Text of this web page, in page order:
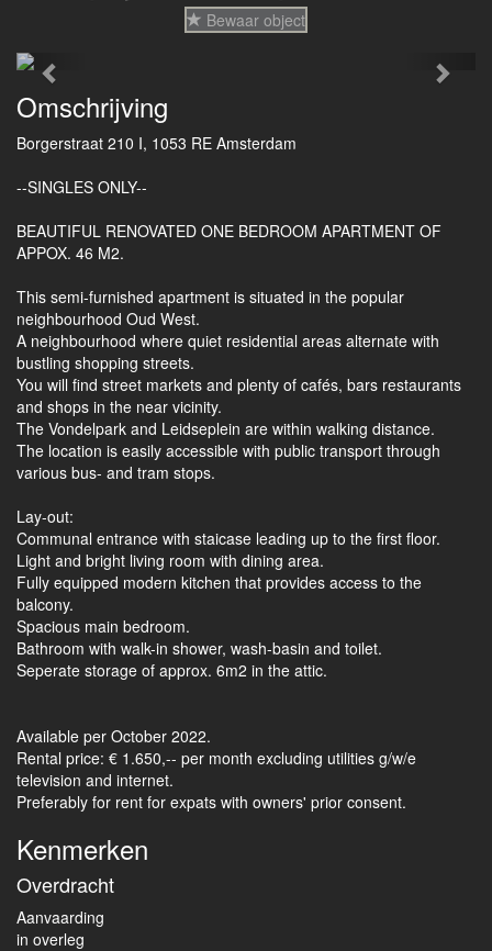
Bewaar object
Previous Next
Omschrijving
Borgerstraat 210 I, 1053 RE Amsterdam
--SINGLES ONLY--
BEAUTIFUL RENOVATED ONE BEDROOM APARTMENT OF
APPOX. 46 M2.
This semi-furnished apartment is situated in the popular
neighbourhood Oud West.
A neighbourhood where quiet residential areas alternate with
bustling shopping streets.
You will find street markets and plenty of cafés, bars restaurants
and shops in the near vicinity.
The Vondelpark and Leidseplein are within walking distance.
The location is easily accessible with public transport through
various bus- and tram stops.
Lay-out:
Communal entrance with staicase leading up to the first floor.
Light and bright living room with dining area.
Fully equipped modern kitchen that provides access to the
balcony.
Spacious main bedroom.
Bathroom with walk-in shower, wash-basin and toilet.
Seperate storage of approx. 6m2 in the attic.
Available per October 2022.
Rental price: € 1.650,-- per month excluding utilities g/w/e
television and internet.
Preferably for rent for expats with owners' prior consent.
Kenmerken
Overdracht
Aanvaarding
in overleg